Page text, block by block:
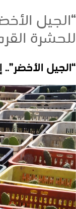
للحشرة
“الجيل الأخضر”.. إطلاق مشروع زراعة